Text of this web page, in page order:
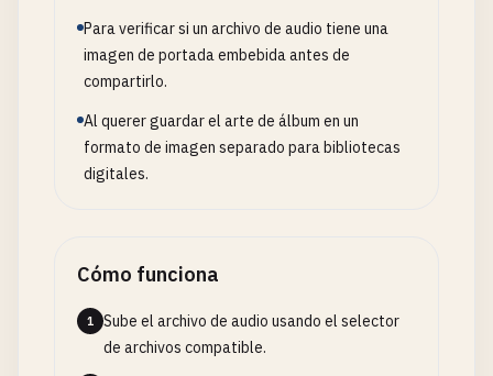
Para verificar si un archivo de audio tiene una
imagen de portada embebida antes de
compartirlo.
Al querer guardar el arte de álbum en un
formato de imagen separado para bibliotecas
digitales.
Cómo funciona
1
Sube el archivo de audio usando el selector
de archivos compatible.